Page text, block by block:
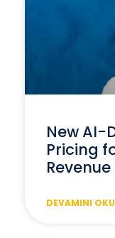
New AI-
Pricing
Revenue
DEVAMINI